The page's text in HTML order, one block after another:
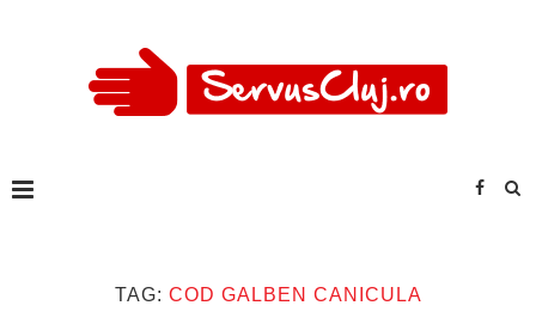
TAG: COD GALBEN CANICULA